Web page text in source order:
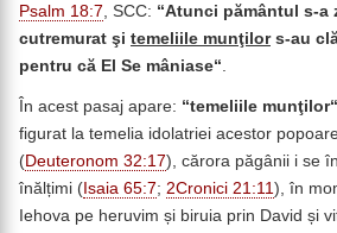
Psalm 18:7 , SCC: “Atunci pământul s-a
cutremurat şi temeliile munţilors-au
pentru că El Se mâniase“
În acest pasaj apare: “temeliile munţilor“
figurat la temelia idolatriei acestor
(Deuteronom 32:17), cărora păgânii i se
înălțimi ( Isaia 65:7; 2Cronici 21:11), în
Iehova pe heruvim și biruia prin David și